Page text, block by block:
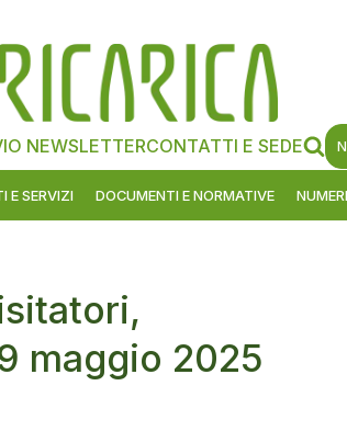
NEWSLETTERCONTATTI E SEDE
E SERVIZI DOCUMENTI E NORMATIVE
maggio 2025